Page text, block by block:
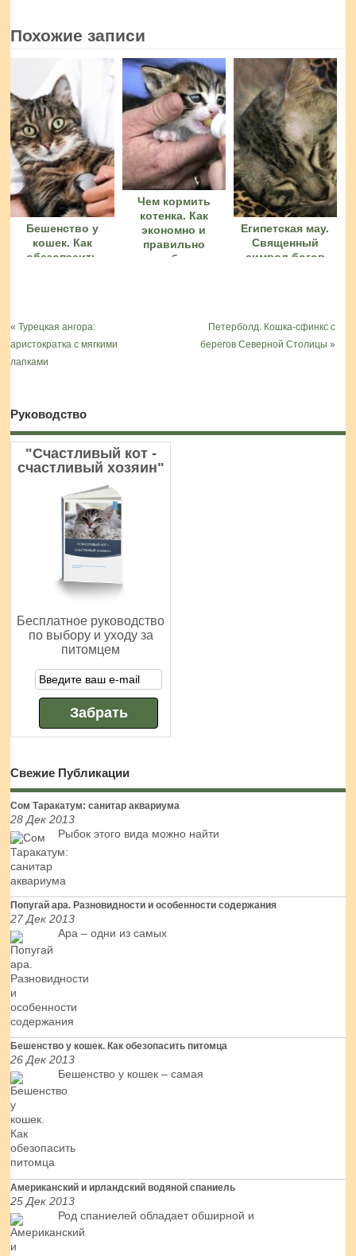
Похожие записи
Бешенство у
кошек. Как
обезопасить
Чем кормить
котенка. Как
экономно и
правильно
подобрать
Египетская мау.
Священный
символ богов
«Турецкая ангора:
аристократка с мягкими
лапками
Петерболд. Кошка-сфинкс с
берегов Северной Столицы »
Руководство
"Счастливый кот -
счастливый хозяин"
Бесплатное руководство
по выбору и уходу за
питомцем
Свежие Публикации
Сом Таракатум: санитар аквариума
28 Дек 2013
Рыбок этого вида можно найти
Попугай ара. Разновидности и особенности содержания
27 Дек 2013
Ара – одни из самых
Бешенство у кошек. Как обезопасить питомца
26 Дек 2013
Бешенство у кошек – самая
Американский и ирландский водяной спаниель
25 Дек 2013
Род спаниелей обладает обширной и